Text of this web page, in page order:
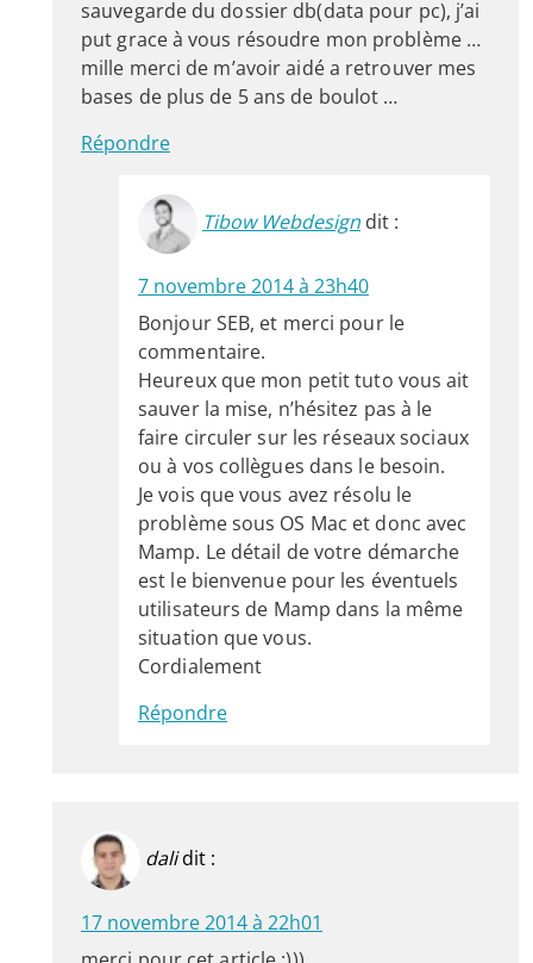
sauvegarde du dossier db(data pour pc), j’ai
put grace à vous résoudre mon problème …
mille merci de m’avoir aidé a retrouver mes
bases de plus de 5 ans de boulot …
Répondre
Tibow Webdesign dit :
7 novembre 2014 à 23h40
Bonjour SEB, et merci pour le
commentaire.
Heureux que mon petit tuto vous ait
sauver la mise, n’hésitez pas à le
faire circuler sur les réseaux sociaux
ou à vos collègues dans le besoin.
Je vois que vous avez résolu le
problème sous OS Mac et donc avec
Mamp. Le détail de votre démarche
est le bienvenue pour les éventuels
utilisateurs de Mamp dans la même
situation que vous.
Cordialement
Répondre
dali dit :
17 novembre 2014 à 22h01